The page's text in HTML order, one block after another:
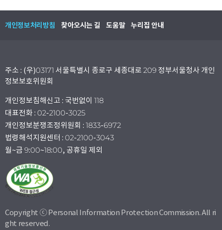
개인정보처리방침 찾아오시는 길 도움말 누리집 안내
주소 : (우)03171 서울특별시 종로구 세종대로 209 정부서울청사 개인
정보보호위원회
개인정보침해신고 : 국번없이 118
대표전화 : 02-2100-3025
개인정보분쟁조정위원회 : 1833-6972
법령해석지원센터 : 02-2100-3043
월~금 9:00~18:00, 공휴일 제외
Copyright ⓒ Personal Information Protection Commission. All ri
ght reserved.